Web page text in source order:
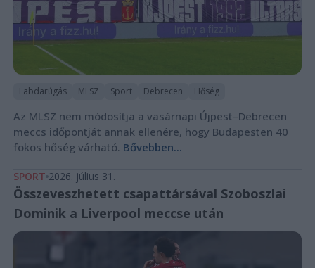
Labdarúgás MLSZ Sport Debrecen Hőség
Az MLSZ nem módosítja a vasárnapi Újpest–Debrecen
meccs időpontját annak ellenére, hogy Budapesten 40
fokos hőség várható. Bővebben...
SPORT 2026. július 31.
Összeveszhetett csapattársával Szoboszlai
Dominik a Liverpool meccse után